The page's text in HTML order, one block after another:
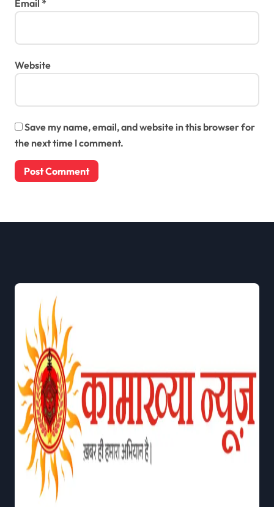
Email *
Website
Save my name, email, and website in this browser for
the next time I comment.